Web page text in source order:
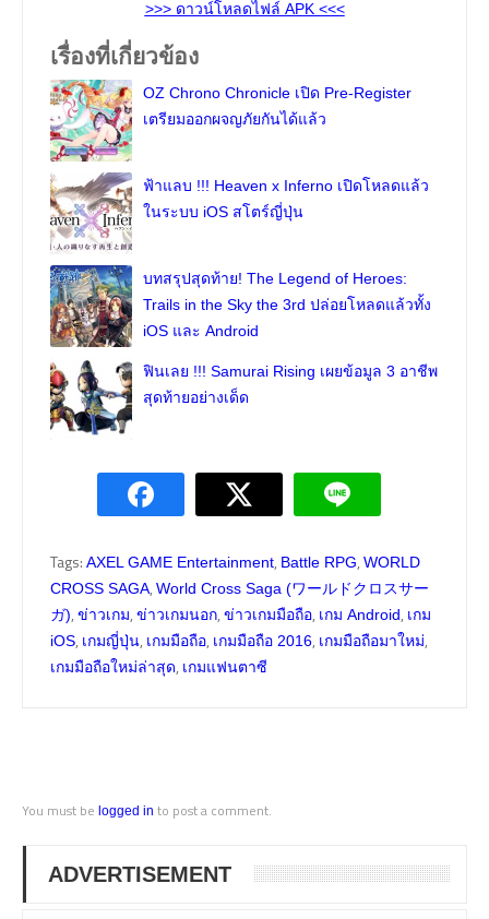
>>> ดาวน์โหลดไฟล์ APK <<<
เรื่องที่เกี่ยวข้อง
OZ Chrono Chronicle เปิด Pre-Register
เตรียมออกผจญภัยกันได้แล้ว
ฟ้าแลบ !!! Heaven x Inferno เปิดโหลดแล้ว
ในระบบ iOS สโตร์ญี่ปุ่น
บทสรุปสุดท้าย! The Legend of Heroes:
Trails in the Sky the 3rd ปล่อยโหลดแล้วทั้ง
iOS และ Android
ฟินเลย !!! Samurai Rising เผยข้อมูล 3 อาชีพ
สุดท้ายอย่างเด็ด
Tags: AXEL GAME Entertainment, Battle RPG, WORLD
CROSS SAGA, World Cross Saga (ワールドクロスサー
ガ), ข่าวเกม, ข่าวเกมนอก, ข่าวเกมมือถือ, เกม Android, เกม
iOS, เกมญี่ปุ่น, เกมมือถือ, เกมมือถือ 2016, เกมมือถือมาใหม่,
เกมมือถือใหม่ล่าสุด, เกมแฟนตาซี
You must be logged in to post a comment.
ADVERTISEMENT